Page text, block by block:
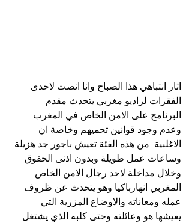
اثار انتباهي هذا الصباح وانا انصت لاحدى
الفقرات لراديو مغربي يتحدث مقدم
البرنامج على الامن الخاص في المغرب
وعدم وجود قوانين تحميهم وخاصة ان
الاغلبية  من هذه الفئة تعيش باجور جد هزيلة
وساعات عمل طويلة وبدون اذنى الحقوق
وخلال مداخلة لاحد رجال الامن الخاص
المغربي انهارباكيا وهو يتحدث عن ظروف
عمله ومعاناته والاوضاع المزرية التي
يعيشها هو وعائلته وحتى كلبه الذي يشتغل